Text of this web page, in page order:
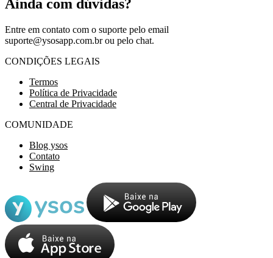
Ainda com dúvidas?
Entre em contato com o suporte pelo email
suporte@ysosapp.com.brou pelo chat.
CONDIÇÕES LEGAIS
Termos
Política de Privacidade
Central de Privacidade
COMUNIDADE
Blog ysos
Contato
Swing